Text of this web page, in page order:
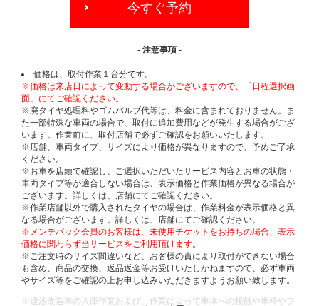
今すぐ予約
- 注意事項 -
価格は、取付作業１台分です。
※価格は来店日によって変動する場合がございますので、「日程選択画
面」にてご確認ください。
※廃タイヤ処理料やゴムバルブ代等は、料金に含まれておりません。ま
た一部特殊な車両の場合で、取付に追加費用などが発生する場合がござ
います。作業前に、取付店舗で必ずご確認をお願いいたします。
※店舗、車両タイプ、サイズにより価格が異なりますので、予めご了承
ください。
※お車を店頭で確認し、ご選択いただいたサービス内容とお車の状態・
車両タイプ等が適合しない場合は、表示価格と作業価格が異なる場合が
ございます。詳しくは、店舗にてご確認ください。
※作業店舗以外で購入されたタイヤの場合は、作業料金が表示価格と異
なる場合がございます。詳しくは、店舗にてご確認ください。
※メンテパック会員のお客様は、未使用チケットをお持ちの場合、表示
価格に関わらず当サービスをご利用頂けます。
※ご注文時のサイズ間違いなど、お客様の責により取付ができない場合
も含め、商品の交換、返品返金等お受けいたしかねますので、必ず車両
やサイズ等をご確認の上お申し込みいただきますようお願い致します。
※違法改造車の入庫作業および、作業によって車体への接触や車枠やフ